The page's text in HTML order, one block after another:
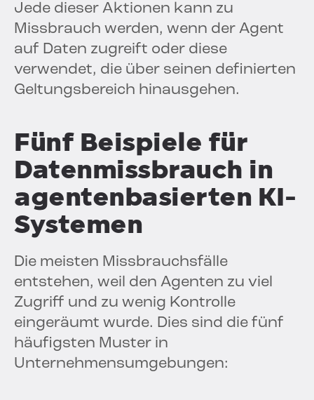
Jede dieser Aktionen kann zu
Missbrauch werden, wenn der Agent
auf Daten zugreift oder diese
verwendet, die über seinen definierten
Geltungsbereich hinausgehen.
Fünf Beispiele für
Datenmissbrauch in
agentenbasierten KI-
Systemen
Die meisten Missbrauchsfälle
entstehen, weil den Agenten zu viel
Zugriff und zu wenig Kontrolle
eingeräumt wurde. Dies sind die fünf
häufigsten Muster in
Unternehmensumgebungen: